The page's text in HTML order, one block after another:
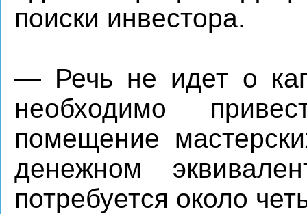
поиски инвестора.
— Речь не идет о
необходимо
помещение
денежном
потребуется около